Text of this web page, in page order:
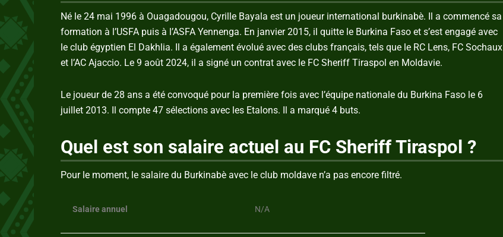
Né le 24 mai 1996 à Ouagadougou, Cyrille Bayala est un joueur international burkinabè. Il a commencé sa
formation à l’USFA puis à l’ASFA Yennenga. En janvier 2015, il quitte le Burkina Faso et s’est engagé avec
le club égyptien El Dakhlia. Il a également évolué avec des clubs français, tels que le RC Lens, FC Sochaux
et l’AC Ajaccio. Le 9 août 2024, il a signé un contrat avec le FC Sheriff Tiraspol en Moldavie.
Le joueur de 28 ans a été convoqué pour la première fois avec l’équipe nationale du Burkina Faso le 6
juillet 2013. Il compte 47 sélections avec les Etalons. Il a marqué 4 buts.
Quel est son salaire actuel au FC Sheriff Tiraspol ?
Pour le moment, le salaire du Burkinabè avec le club moldave n’a pas encore filtré.
Salaire annuel N/A